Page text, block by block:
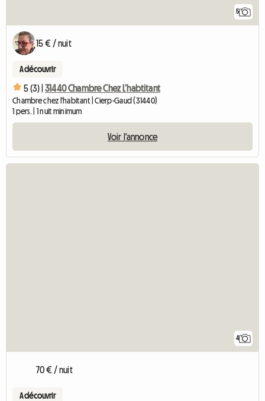
5
15 € / nuit
A découvrir
5 (3) | 31440 Chambre Chez L’habtitant
Chambre chez l'habitant | Cierp-Gaud (31440)
1 pers. | 1 nuit minimum
Voir l'annonce
4
70 € / nuit
A découvrir